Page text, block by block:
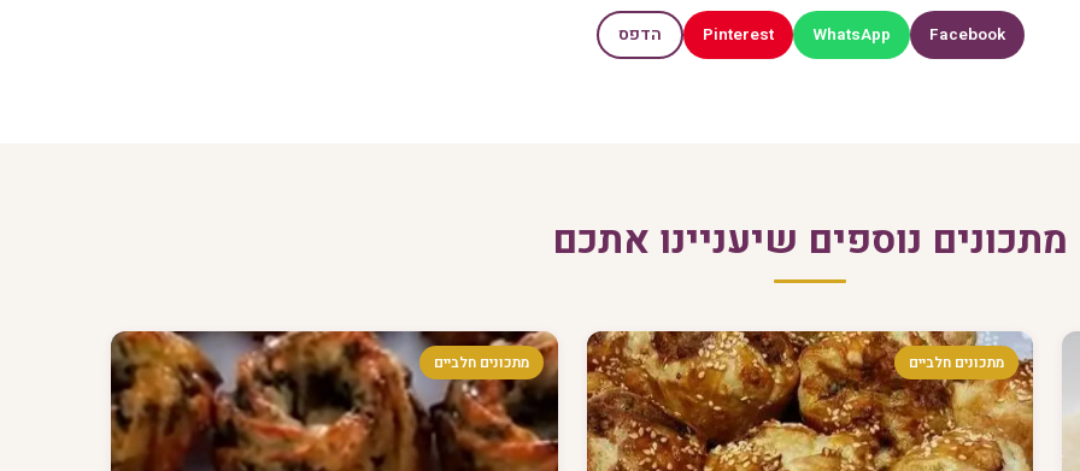
Facebook
WhatsApp
Pinterest הדפס
מתכונים נוספים שיעניינו אתכם
מתכונים חלביים מתכונים חלביים